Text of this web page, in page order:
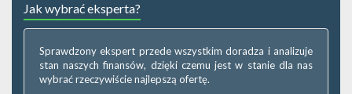
Jak wybrać eksperta?
Sprawdzony ekspert przede wszystkim doradza i analizuje
stan naszych finansów, dzięki czemu jest w stanie dla nas
wybrać rzeczywiście najlepszą ofertę.